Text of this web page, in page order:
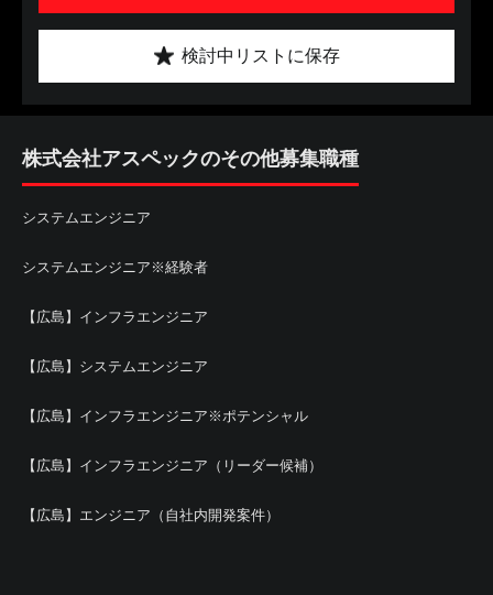
検討中リストに保存
株式会社アスペックのその他募集職種
システムエンジニア
システムエンジニア※経験者
【広島】インフラエンジニア
【広島】システムエンジニア
【広島】インフラエンジニア※ポテンシャル
【広島】インフラエンジニア（リーダー候補）
【広島】エンジニア（自社内開発案件）